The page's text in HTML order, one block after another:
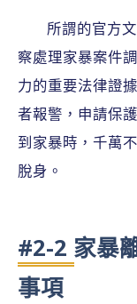
所謂的官方
察處理家暴案件
力的重要法律證
者報警，申請保
到家暴時，千萬
脫身。
#2-2 家暴
事項